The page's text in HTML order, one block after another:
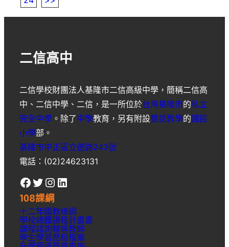
二信高中
二信學校財團法人基隆市二信高級中學 ，簡稱二信高
中 、 二信中學 、 二信 ，是一所位於台灣基隆市的私立
完全中學 。除了中學教育，另有附設雙語教學的國民
小學部。
基隆市中正區立德路243號
電話：(02)24623131
Facebook Twitter Instagram LinkedIn
108課綱
十二年國教總綱
學校總體課程計畫書
課程諮詢輔導教師
學生學習歷程檔案